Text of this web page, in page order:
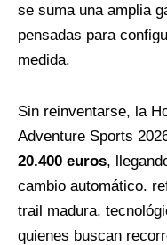
se suma una amplia
pensadas para
medida.
Sin reinventarse, la
Adventure Sports
20.400 euros,
cambio automático.
trail madura,
quienes buscan